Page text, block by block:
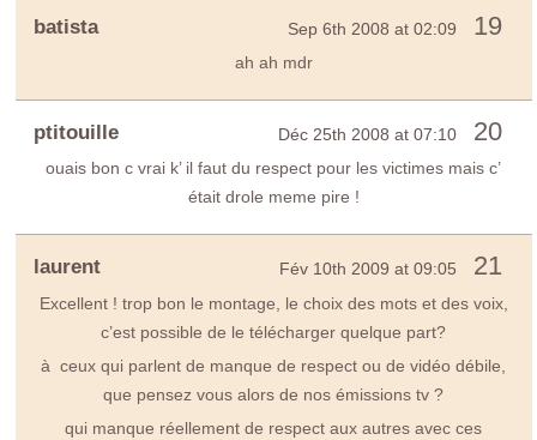
batista Sep 6th 2008 at 02:09 19
ah ah mdr
ptitouille Déc 25th 2008 at 07:10 20
ouais bon c vrai k’ il faut du respect pour les victimes mais c’
était drole meme pire !
laurent Fév 10th 2009 at 09:05 21
Excellent ! trop bon le montage, le choix des mots et des voix,
c’est possible de le télécharger quelque part?
à ceux qui parlent de manque de respect ou de vidéo débile,
que pensez vous alors de nos émissions tv ?
qui manque réellement de respect aux autres avec ces